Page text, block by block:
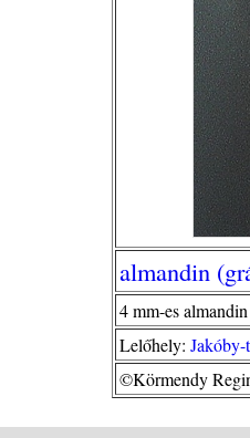
almandin
4 mm-es
Lelőhely:
©Körmendy